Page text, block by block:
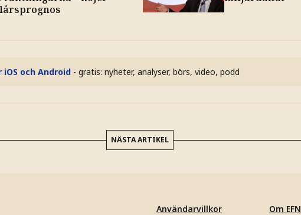
iOS och Android - gratis: nyheter, analyser, börs, video, podd
NÄSTA ARTIKEL
Användarvillkor
Om EFN